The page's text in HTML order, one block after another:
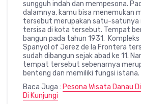
sungguh indah dan mempesona.
dalamnya, kamu bisa menemukan
tersebut merupakan satu-satunya
tersisa di kota tersebut. Tempat
bangun pada tahun 1931.
Spanyol of Jerez de la Frontera
sudah dibangun sejak abad ke 11.
tempat tersebut sebenarnya
benteng dan memiliki fungsi istana.
Baca Juga : Pesona Wisata Danau
Di Kunjungi